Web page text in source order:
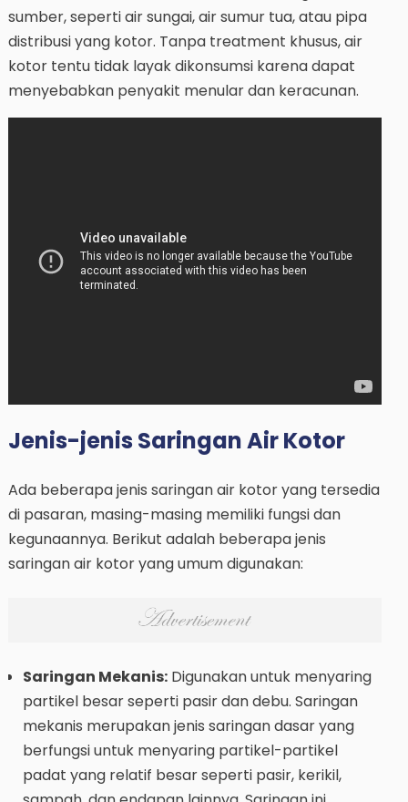
sumber, seperti air sungai, air sumur tua, atau pipa
distribusi yang kotor. Tanpa treatment khusus, air
kotor tentu tidak layak dikonsumsi karena dapat
menyebabkan penyakit menular dan keracunan.
Jenis-jenis Saringan Air Kotor
Ada beberapa jenis saringan air kotor yang tersedia
di pasaran, masing-masing memiliki fungsi dan
kegunaannya. Berikut adalah beberapa jenis
saringan air kotor yang umum digunakan:
Saringan Mekanis:Digunakan untuk menyaring
partikel besar seperti pasir dan debu. Saringan
mekanis merupakan jenis saringan dasar yang
berfungsi untuk menyaring partikel-partikel
padat yang relatif besar seperti pasir, kerikil,